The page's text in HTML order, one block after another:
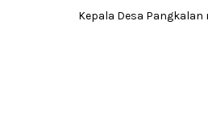
Kepala Desa Pangkalan